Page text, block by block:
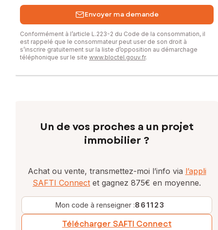
Envoyer ma demande
Conformément à l’article L.223-2 du Code de la consommation, il
est rappelé que le consommateur peut user de son droit à
s’inscrire gratuitement sur la liste d’opposition au démarchage
téléphonique sur le site www.bloctel.gouv.fr.
Un de vos proches a un projet
immobilier ?
Achat ou vente, transmettez-moi l’info via l’appli
SAFTI Connect et gagnez 875€ en moyenne.
Mon code à renseigner :861123
Télécharger SAFTI Connect